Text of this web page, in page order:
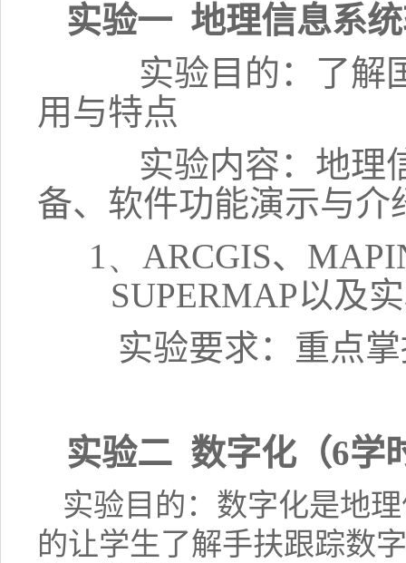
实验一 地理信息系
实验目的：了解
用与特点
实验内容：地理
备、软件功能演示与介
1、 ARCGIS、
SUPERMAP以及
实验要求：重点
实验二 数字化（6学
实验目的：数字化是地
的让学生了解手扶跟踪数